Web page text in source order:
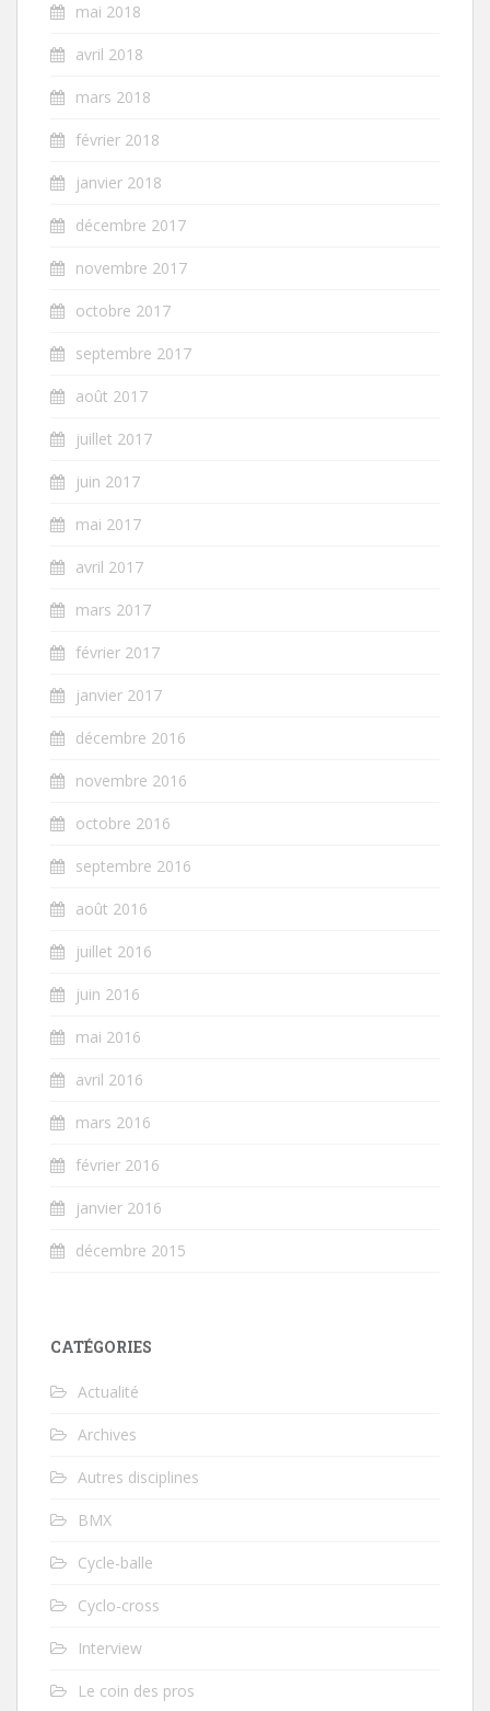
mai 2018
avril 2018
mars 2018
février 2018
janvier 2018
décembre 2017
novembre 2017
octobre 2017
septembre 2017
août 2017
juillet 2017
juin 2017
mai 2017
avril 2017
mars 2017
février 2017
janvier 2017
décembre 2016
novembre 2016
octobre 2016
septembre 2016
août 2016
juillet 2016
juin 2016
mai 2016
avril 2016
mars 2016
février 2016
janvier 2016
décembre 2015
CATÉGORIES
Actualité
Archives
Autres disciplines
BMX
Cycle-balle
Cyclo-cross
Interview
Le coin des pros